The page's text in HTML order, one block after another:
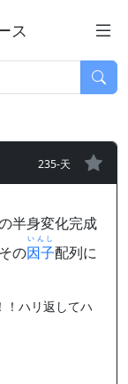
ス
235-天
半身変化完成
の因子
いんし
配列に
ハリ返してハ